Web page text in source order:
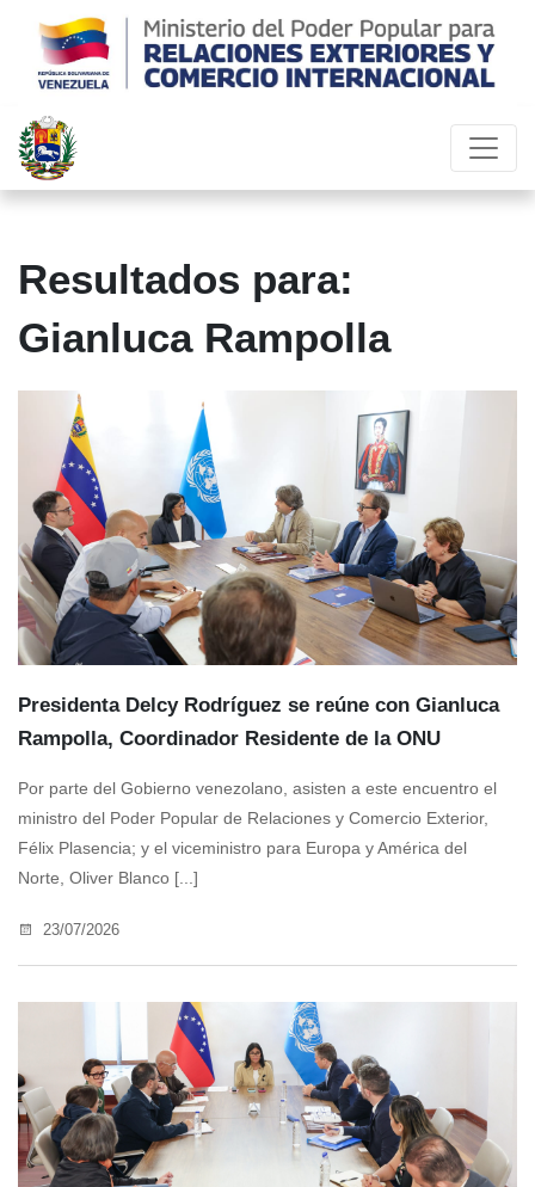
Resultados para:
Gianluca Rampolla
Presidenta Delcy Rodríguez se reúne con Gianluca
Rampolla, Coordinador Residente de la ONU
Por parte del Gobierno venezolano, asisten a este encuentro el
ministro del Poder Popular de Relaciones y Comercio Exterior,
Félix Plasencia; y el viceministro para Europa y América del
Norte, Oliver Blanco [...]
23/07/2026